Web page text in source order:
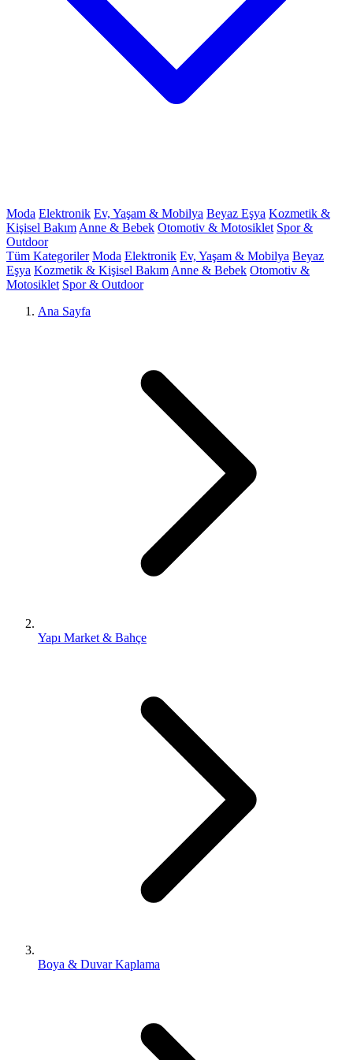
Moda Elektronik Ev, Yaşam & Mobilya Beyaz Eşya Kozmetik &
Kişisel Bakım Anne & Bebek Otomotiv & Motosiklet Spor &
Outdoor
Tüm Kategoriler Moda Elektronik Ev, Yaşam & Mobilya Beyaz
Eşya Kozmetik & Kişisel Bakım Anne & Bebek Otomotiv &
Motosiklet Spor & Outdoor
Ana Sayfa
Yapı Market & Bahçe
Boya & Duvar Kaplama